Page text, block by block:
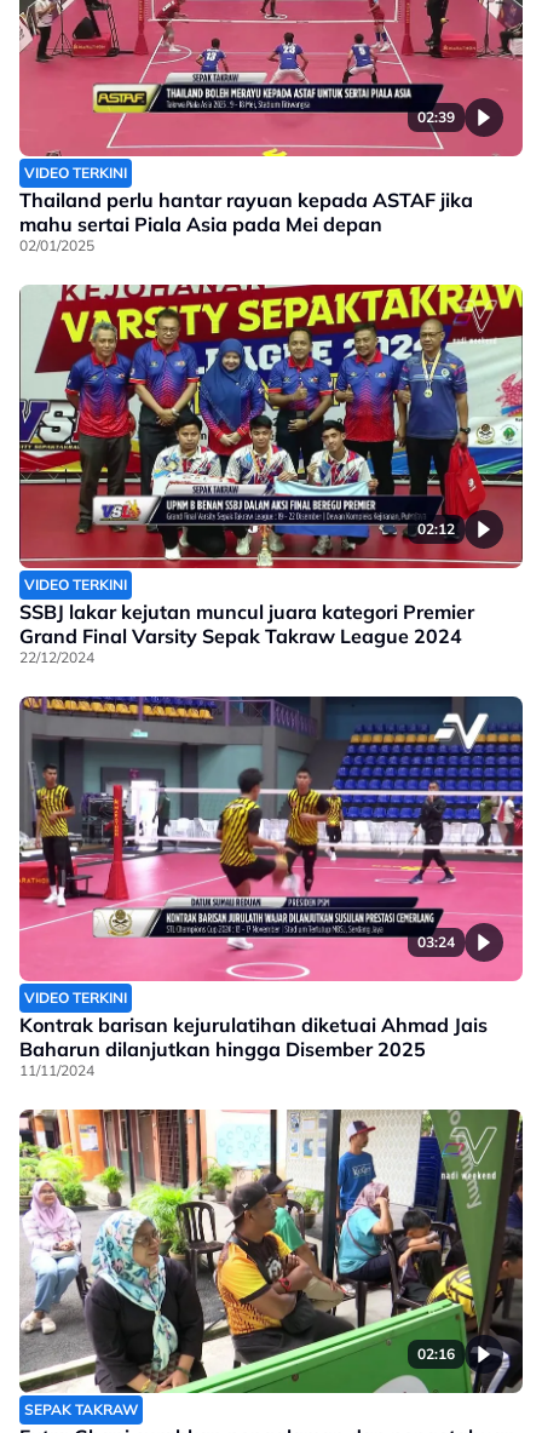
02:39
VIDEO TERKINI
Thailand perlu hantar rayuan kepada ASTAF jika
mahu sertai Piala Asia pada Mei depan
02/01/2025
02:12
VIDEO TERKINI
SSBJ lakar kejutan muncul juara kategori Premier
Grand Final Varsity Sepak Takraw League 2024
22/12/2024
03:24
VIDEO TERKINI
Kontrak barisan kejurulatihan diketuai Ahmad Jais
Baharun dilanjutkan hingga Disember 2025
11/11/2024
02:16
SEPAK TAKRAW